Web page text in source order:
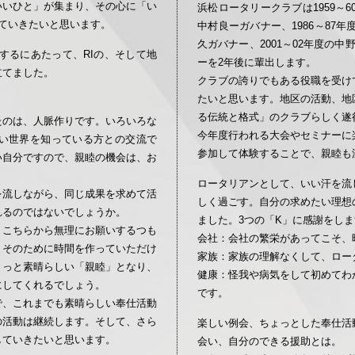
ひと」が集まり、その心に「い
きたいと思います。
るにあたって、RIの、そして地
ました。
は、人脈作りです。いろいろな
世界を知っている方との交流で
分ですので、親睦の機会は、お
しながら、同じ成果を求めて活
のではないでしょうか。
ちらから無理にお願いするつも
のために時間を作っていただけ
と素晴らしい「親睦」となり、
てくれるでしょう。
これまでも素晴らしい奉仕活動
動は継続します。そして、さら
いきたいと思います。
浜松ロータリークラブは1959～
中村良ーガバナー、1986～87年
久ガバナー、2001～02年度の中
ーを2年後に輩出します。
クラブの誇りでもある役職を受
たいと思います。地区の活動、
る伝統と格式」のクラブらしく
今年度行われる大会やセミナー
参加して体験することで、親睦
ロータリアンとして、いい汗を
しく過ごす。自分の求めたい理
ました。3つの「K」に感謝をし
会社：会社の繁栄があってこそ
家族：家族の理解なくして、ロ
健康：怪我や病気をして初めて
です。
楽しい例会、ちょっとした奉仕
会い、自分のできる援助とは。